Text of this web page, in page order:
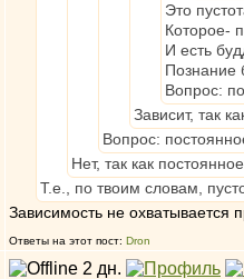
Это
Которое-
И есть
Познание
Вопрос:
Зависит, так
Вопрос:
Нет, так как
Т.е., по твоим словам,
Зависимость не охватывается
Ответы на этот пост: Dron